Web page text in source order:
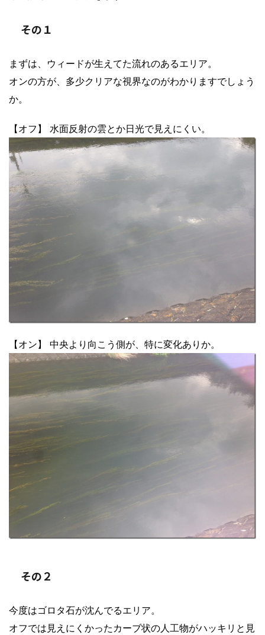
その１
まずは、ウィードが生えてた流れのあるエリア。
オンの方が、多少クリアな視界なのがわかりますでしょう
か。
【オフ】 水面反射の雲とか日光で見えにくい。
【オン】 中央より向こう側が、特に変化ありか。
その２
今度はゴロタ石が沈んでるエリア。
オフでは見えにくかったカーブ状の人工物がハッキリと見